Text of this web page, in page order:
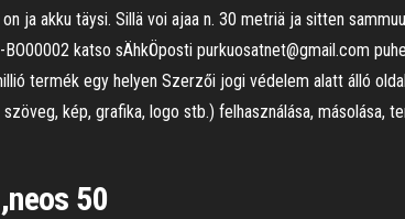
ja akku täysi. Sillä voi ajaa n. 30 metriä ja sitten
katso sÄhkÖposti purkuosatnet@gmail.com
termék egy helyen Szerzői jogi védelem alatt álló
kép, grafika, logo stb.) felhasználása, másolása,
50